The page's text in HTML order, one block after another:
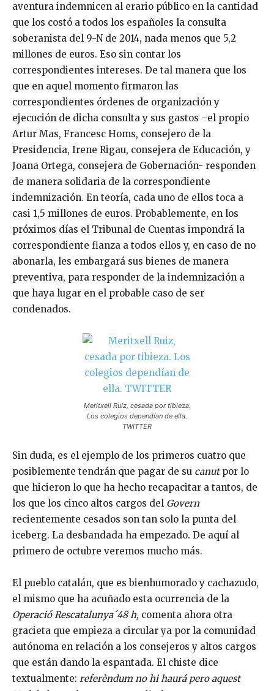
aventura indemnicen al erario público en la cantidad
que los costó a todos los españoles la consulta
soberanista del 9-N de 2014, nada menos que 5,2
millones de euros. Eso sin contar los
correspondientes intereses. De tal manera que los
que en aquel momento firmaron las
correspondientes órdenes de organización y
ejecución de dicha consulta y sus gastos –el propio
Artur Mas, Francesc Homs, consejero de la
Presidencia, Irene Rigau, consejera de Educación, y
Joana Ortega, consejera de Gobernación- responden
de manera solidaria de la correspondiente
indemnización. En teoría, cada uno de ellos toca a
casi 1,5 millones de euros. Probablemente, en los
próximos días el Tribunal de Cuentas impondrá la
correspondiente fianza a todos ellos y, en caso de no
abonarla, les embargará sus bienes de manera
preventiva, para responder de la indemnización a
que haya lugar en el probable caso de ser
condenados.
Meritxell Ruiz, cesada por tibieza.
Los colegios dependían de ella.
TWITTER
Sin duda, es el ejemplo de los primeros cuatro que
posiblemente tendrán que pagar de su canutpor lo
que hicieron lo que ha hecho recapacitar a tantos, de
los que los cinco altos cargos del Govern
recientemente cesados son tan solo la punta del
iceberg. La desbandada ha empezado. De aquí al
primero de octubre veremos mucho más.
El pueblo catalán, que es bienhumorado y cachazudo,
el mismo que ha acuñado esta ocurrencia de la
Operació Rescatalunya´48 h, comenta ahora otra
gracieta que empieza a circular ya por la comunidad
autónoma en relación a los consejeros y altos cargos
que están dando la espantada. El chiste dice
textualmente: referèndum no hi haurá pero aquest